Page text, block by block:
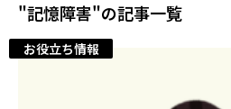
"記憶障害"の記事一覧
お役立ち情報
就転職支援サービス
障害者専門の就転職支援サービス
atGPトップ